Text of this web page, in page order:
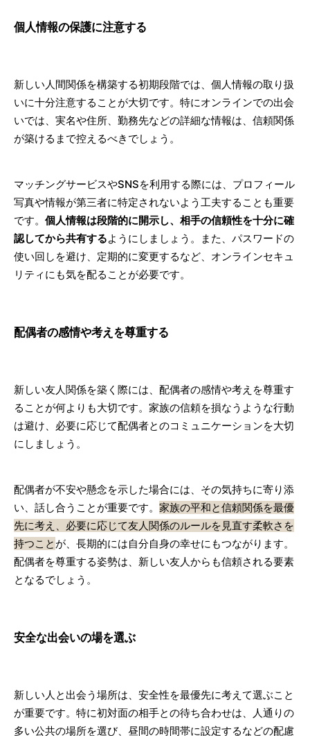
個人情報の保護に注意する
新しい人間関係を構築する初期段階では、個人情報の取り扱
いに十分注意することが大切です。特にオンラインでの出会
いでは、実名や住所、勤務先などの詳細な情報は、信頼関係
が築けるまで控えるべきでしょう。
マッチングサービスやSNSを利用する際には、プロフィール
写真や情報が第三者に特定されないよう工夫することも重要
です。 個人情報は段階的に開示し、相手の信頼性を十分に確
認してから共有するようにしましょう。また、パスワードの
使い回しを避け、定期的に変更するなど、オンラインセキュ
リティにも気を配ることが必要です。
配偶者の感情や考えを尊重する
新しい友人関係を築く際には、配偶者の感情や考えを尊重す
ることが何よりも大切です。家族の信頼を損なうような行動
は避け、必要に応じて配偶者とのコミュニケーションを大切
にしましょう。
配偶者が不安や懸念を示した場合には、その気持ちに寄り添
い、話し合うことが重要です。 家族の平和と信頼関係を最優
先に考え、必要に応じて友人関係のルールを見直す柔軟さを
持つこと が、長期的には自分自身の幸せにもつながります。
配偶者を尊重する姿勢は、新しい友人からも信頼される要素
となるでしょう。
安全な出会いの場を選ぶ
新しい人と出会う場所は、安全性を最優先に考えて選ぶこと
が重要です。特に初対面の相手との待ち合わせは、人通りの
多い公共の場所を選び、昼間の時間帯に設定するなどの配慮